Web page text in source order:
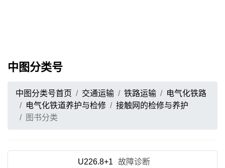
中图分类号
中图分类号首页 交通运输 铁路运输
电气化铁路
电气化铁道养护与检修
接触网的检修与养护
图书分类
U226.8+1 故障诊断